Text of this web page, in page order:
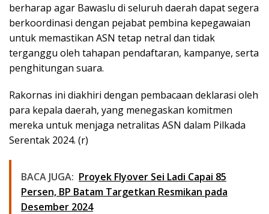
berharap agar Bawaslu di seluruh daerah dapat segera
berkoordinasi dengan pejabat pembina kepegawaian
untuk memastikan ASN tetap netral dan tidak
terganggu oleh tahapan pendaftaran, kampanye, serta
penghitungan suara.
Rakornas ini diakhiri dengan pembacaan deklarasi oleh
para kepala daerah, yang menegaskan komitmen
mereka untuk menjaga netralitas ASN dalam Pilkada
Serentak 2024. (r)
BACA JUGA: Proyek Flyover Sei Ladi Capai 85
Persen, BP Batam Targetkan Resmikan pada
Desember 2024